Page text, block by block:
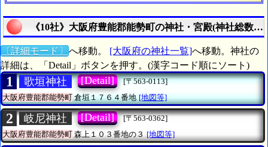
《10社》大阪府豊能郡能勢町の神社・宮殿(神社総数は
〔詳細モード〕 へ移動。 [大阪府の神社一覧]へ移動。神社の
詳細は、「Detail」ボタンを押す。(漢字コード順にソート)
1 歌垣神社 [Detail]
[〒563-0113]
大阪府豊能郡能勢町倉垣１７６４番地 [地図等]
2 岐尼神社 [Detail]
[〒563-0362]
大阪府豊能郡能勢町森上１０３番地の３ [地図等]